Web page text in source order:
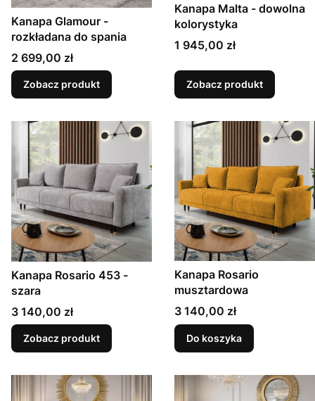
Kanapa Glamour -
rozkładana do spania
Cena
2 699,00 zł
Zobacz produkt
Kanapa Malta - dowolna
kolorystyka
Cena
1 945,00 zł
Zobacz produkt
Kanapa Rosario 453 -
szara
Cena
3 140,00 zł
Zobacz produkt
Kanapa Rosario
musztardowa
Cena
3 140,00 zł
Do koszyka